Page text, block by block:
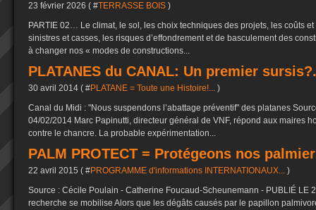
23 février 2026 ( #TERRASSE BOIS )
PARTIE 02… Le climat, le sol, les choix techniques des projets, les coûts
sinistres et casses, les risques d’effondrement et de basculement des
à changer nos « modes de constructions...
PLATANES du CANAL: Un premier
30 avril 2014 ( #PLATANE = Toute une Histoire!... )
Canal du Midi : "Nous suspendons l’abattage préventif" des platanes
04/02/2014 Marc Papinutti, directeur général de VNF, répond aux maires
contre le chancre. La probable expérimentation...
PALM PROTECT = Protégeons nos
22 avril 2015 ( #PROGRAMME d'informations INTERNATIONAUX... )
Source : Cécile Poulain - Catherine Foucaud-Scheunemann - PUBLIÉ LE
recherche se mobilise Alors que les dégâts causés par le papillon